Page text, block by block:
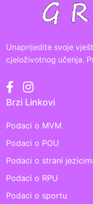
Unaprijedite svoje
cjeloživotnog učenja.
Brzi Linkovi
Podaci o MVM
Podaci o POU
Podaci o strani
Podaci o RPU
Podaci o sportu